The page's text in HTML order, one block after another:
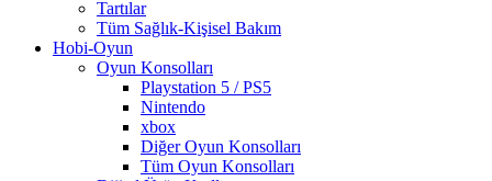
Tartılar
Tüm Sağlık-Kişisel Bakım
Hobi-Oyun
Oyun Konsolları
Playstation 5 / PS5
Nintendo
xbox
Diğer Oyun Konsolları
Tüm Oyun Konsolları